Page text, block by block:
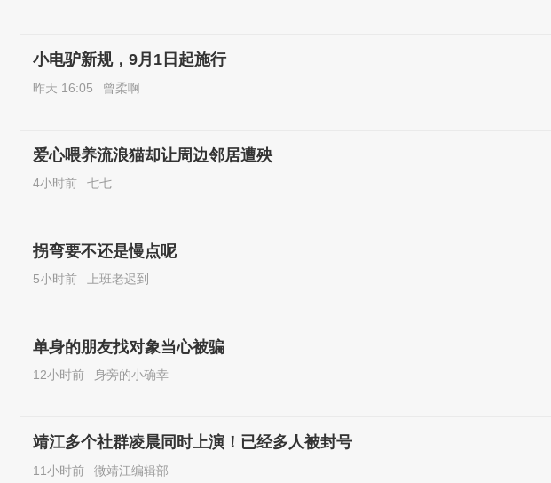
小电驴新规，9月1日起施行
昨天 16:05 曾柔啊
爱心喂养流浪猫却让周边邻居遭殃
4小时前 七七
拐弯要不还是慢点呢
5小时前 上班老迟到
单身的朋友找对象当心被骗
12小时前 身旁的小确幸
靖江多个社群凌晨同时上演！已经多人被封号
11小时前 微靖江编辑部